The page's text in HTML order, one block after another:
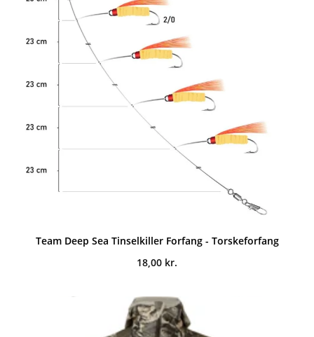
Team Deep Sea Tinselkiller Forfang - Torskeforfang
18,00 kr.